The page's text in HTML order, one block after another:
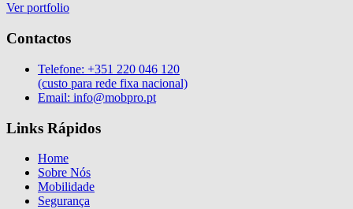
Ver portfolio
Contactos
Telefone: +351 220 046 120
(custo para rede fixa nacional)
Email: info@mobpro.pt
Links Rápidos
Home
Sobre Nós
Mobilidade
Segurança